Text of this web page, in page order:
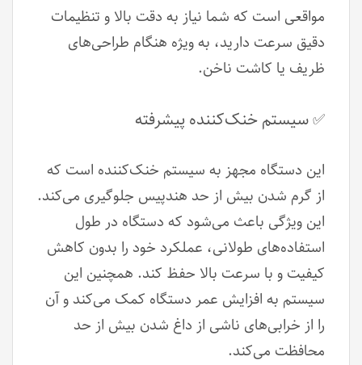
مواقعی است که شما نیاز به دقت بالا و تنظیمات
دقیق سرعت دارید، به ویژه هنگام طراحی‌های
ظریف یا کاشت ناخن.
✅سیستم خنک‌کننده پیشرفته
این دستگاه مجهز به سیستم خنک‌کننده است که
از گرم شدن بیش از حد هندپیس جلوگیری می‌کند.
این ویژگی باعث می‌شود که دستگاه در طول
استفاده‌های طولانی، عملکرد خود را بدون کاهش
کیفیت و با سرعت بالا حفظ کند. همچنین این
سیستم به افزایش عمر دستگاه کمک می‌کند و آن
را از خرابی‌های ناشی از داغ شدن بیش از حد
محافظت می‌کند.